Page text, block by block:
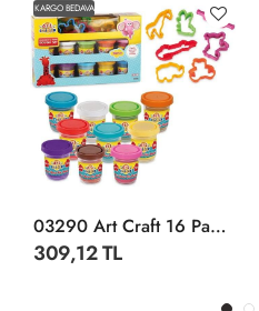
KARGO BEDAVA
03290 Art Craft 16 Parça HAMUR SETİ-RENGARENK / 560 Gr
309,12 TL